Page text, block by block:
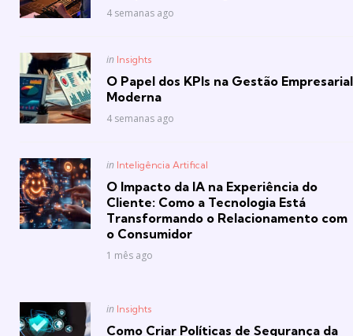
4 semanas ago
Posted
in Insights
O Papel dos KPIs na Gestão Empresarial
Moderna
4 semanas ago
Posted
in Inteligência Artifical
O Impacto da IA na Experiência do
Cliente: Como a Tecnologia Está
Transformando o Relacionamento com
o Consumidor
1 mês ago
Posted
in Insights
Como Criar Políticas de Segurança da